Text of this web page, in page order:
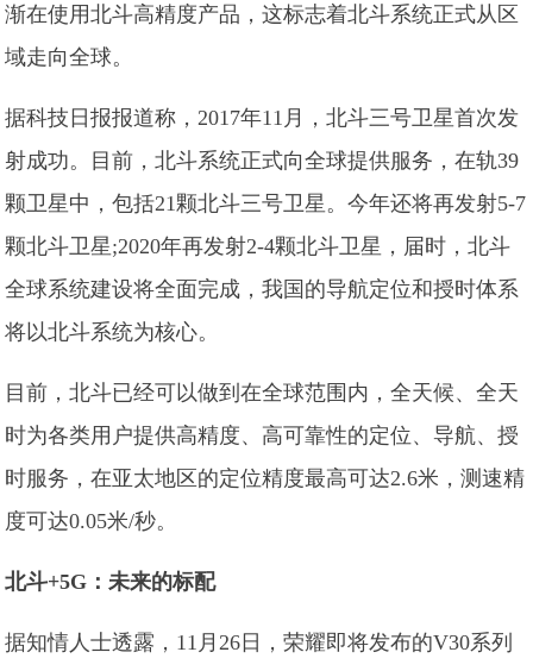
渐在使用北斗高精度产品，这标志着北斗系统正式从区
域走向全球。
据科技日报报道称，2017年11月，北斗三号卫星首次发
射成功。目前，北斗系统正式向全球提供服务，在轨39
颗卫星中，包括21颗北斗三号卫星。今年还将再发射5-7
颗北斗卫星;2020年再发射2-4颗北斗卫星，届时，北斗
全球系统建设将全面完成，我国的导航定位和授时体系
将以北斗系统为核心。
目前，北斗已经可以做到在全球范围内，全天候、全天
时为各类用户提供高精度、高可靠性的定位、导航、授
时服务，在亚太地区的定位精度最高可达2.6米，测速精
度可达0.05米/秒。
北斗+5G：未来的标配
据知情人士透露，11月26日，荣耀即将发布的V30系列